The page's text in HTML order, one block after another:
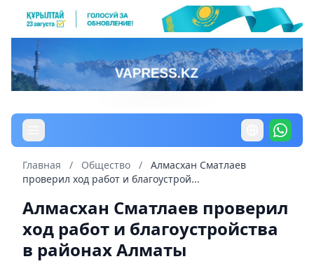
Главная / Общество /
Алмасхан Сматлаев
проверил ход работ и благоустрой...
Алмасхан Сматлаев проверил
ход работ и благоустройства
в районах Алматы